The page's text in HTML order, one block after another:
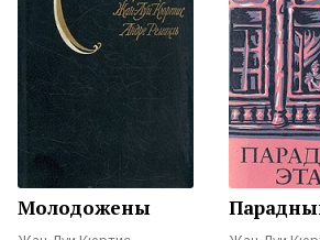
Молодожены